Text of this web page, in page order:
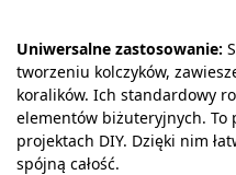
Uniwersalne zastosowanie:
tworzeniu kolczyków,
koralików. Ich standardowy
elementów biżuteryjnych. To
projektach DIY. Dzięki nim
spójną całość.